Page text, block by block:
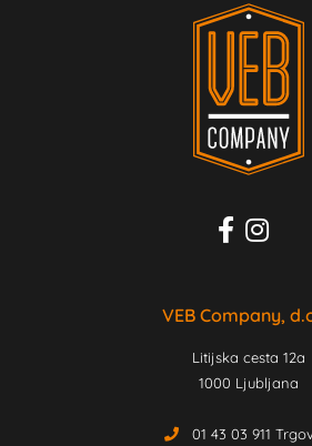
VEB Company,
Litijska cesta 12a
1000 Ljubljana
01 43 03 911